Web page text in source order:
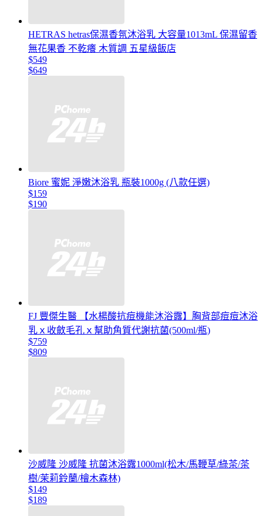
HETRAS hetras保濕香氛沐浴乳 大容量1013mL 保濕留香
無花果香 不乾癢 木質調 五星級飯店
$549
$649
Biore 蜜妮 淨嫩沐浴乳 瓶裝1000g (八款任選)
$159
$190
FJ 豐傑生醫 【水楊酸抗痘機能沐浴露】胸背部痘痘沐浴
乳ｘ收斂毛孔ｘ幫助角質代謝抗菌(500ml/瓶)
$759
$809
沙威隆 沙威隆 抗菌沐浴露1000ml(松木/馬鞭草/綠茶/茶
樹/茉莉鈴蘭/檜木森林)
$149
$189